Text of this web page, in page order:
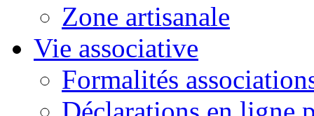
Zone artisanale
Vie associative
Formalités